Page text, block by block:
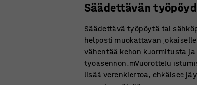
Säädettävän
Säädettävä työpöytä tai
helposti muokattavan
vähentää kehon kuormitusta
työasennon.mVuorottelu
lisää verenkiertoa, ehkäisee